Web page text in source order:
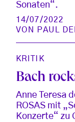
Sonaten“.
14/07/2022
VON
PAUL
KRITIK
Bach
Anne Teresa
ROSAS mit
Konzerte“ zu